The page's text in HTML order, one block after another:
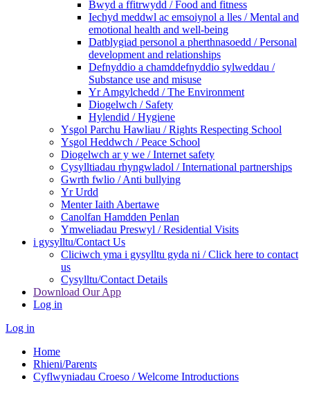
Bwyd a ffitrwydd / Food and fitness
Iechyd meddwl ac emsoiynol a lles / Mental and
emotional health and well-being
Datblygiad personol a pherthnasoedd / Personal
development and relationships
Defnyddio a chamddefnyddio sylweddau /
Substance use and misuse
Yr Amgylchedd / The Environment
Diogelwch / Safety
Hylendid / Hygiene
Ysgol Parchu Hawliau / Rights Respecting School
Ysgol Heddwch / Peace School
Diogelwch ar y we / Internet safety
Cysylltiadau rhyngwladol / International partnerships
Gwrth fwlio / Anti bullying
Yr Urdd
Menter Iaith Abertawe
Canolfan Hamdden Penlan
Ymweliadau Preswyl / Residential Visits
i gysylltu/Contact Us
Cliciwch yma i gysylltu gyda ni / Click here to contact
us
Cysylltu/Contact Details
Download Our App
Log in
Log in
Home
Rhieni/Parents
Cyflwyniadau Croeso / Welcome Introductions